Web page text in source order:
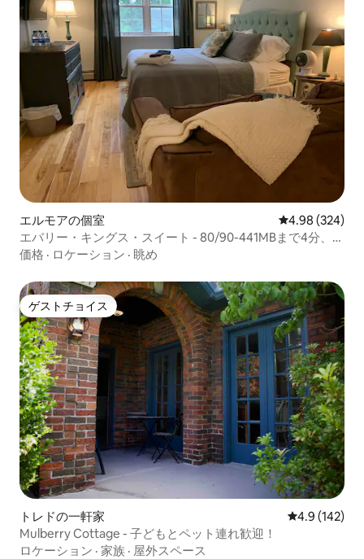
エルモアの個室 レビュー324
4.98 (324)
エバリー・キングス・スイート - 80/90-441MBまで4分、朝
食付き！
価格 · ロケーション · 眺め
ゲストチョイス
ゲストチョイス
トレドの一軒家 レビュー142
4.9 (142)
Mulberry Cottage - 子どもとペット連れ歓迎！
ロケーション · 家族 · 屋外スペース